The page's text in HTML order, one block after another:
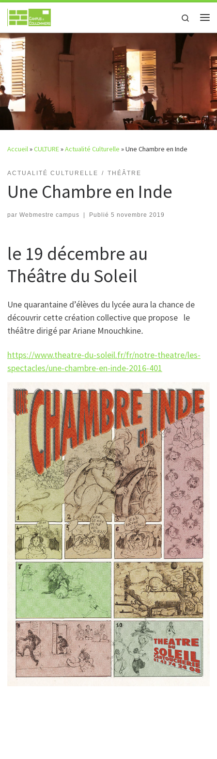
Passer au contenu
Search
Accueil»CULTURE»Actualité Culturelle »Une Chambre en Inde
ACTUALITÉ CULTURELLE THÉÂTRE
Une Chambre en Inde
par Webmestre campus | Publié 5 novembre 2019
le 19 décembre au
Théâtre du Soleil
Une quarantaine d’élèves du lycée aura la chance de
découvrir cette création collective que propose le
théâtre dirigé par Ariane Mnouchkine.
https://www.theatre-du-soleil.fr/fr/notre-theatre/les-
spectacles/une-chambre-en-inde-2016-401